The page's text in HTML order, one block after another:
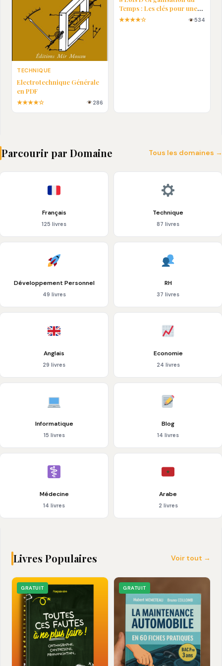
TECHNIQUE
Electrotechnique Générale
en PDF
★★★★☆ 286
Temps : Les clés pour une
vie plus efficace
★★★★☆ 534
Parcourir par Domaine Tous les domaines →
Français
125 livres
Technique
87 livres
Développement Personnel
49 livres
RH
37 livres
Anglais
29 livres
Economie
24 livres
Informatique
15 livres
Blog
14 livres
Médecine
14 livres
Arabe
2 livres
Livres Populaires Voir tout →
GRATUIT GRATUIT